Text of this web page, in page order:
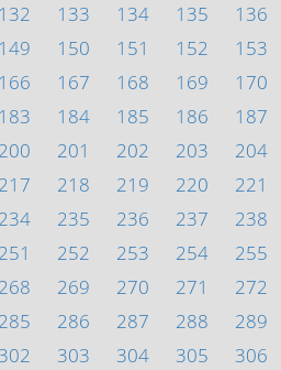
132 133 134 135 136
149 150 151 152 153
166 167 168 169 170
183 184 185 186 187
200 201 202 203 204
217 218 219 220 221
234 235 236 237 238
251 252 253 254 255
268 269 270 271 272
285 286 287 288 289
302 303 304 305 306